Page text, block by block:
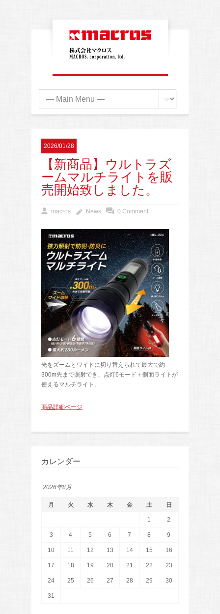
2026/01/28
【新商品】ウルトラズ
ームマルチライトを販
売開始致しました。
macros News 0 Comment
光をズームとワイドに切り替えられて最大で約
300m先まで照射でき、点灯6モード＋側面ライトが
使えるマルチライト。
商品詳細ページ
カレンダー
2026年8月
月 火 水 木 金 土 日
1 2
3 4 5 6 7 8 9
10 11 12 13 14 15 16
17 18 19 20 21 22 23
24 25 26 27 28 29 30
31